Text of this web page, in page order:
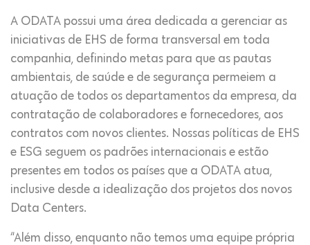
A ODATA possui uma área dedicada a gerenciar as
iniciativas de EHS de forma transversal em toda
companhia, definindo metas para que as pautas
ambientais, de saúde e de segurança permeiem a
atuação de todos os departamentos da empresa, da
contratação de colaboradores e fornecedores, aos
contratos com novos clientes. Nossas políticas de EHS
e ESG seguem os padrões internacionais e estão
presentes em todos os países que a ODATA atua,
inclusive desde a idealização dos projetos dos novos
Data Centers.
“Além disso, enquanto não temos uma equipe própria